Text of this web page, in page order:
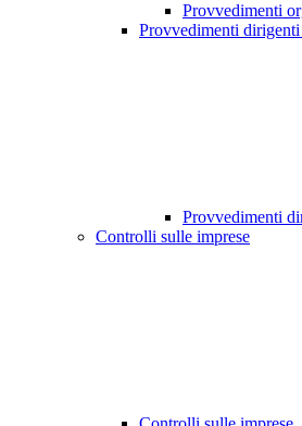
Provvedimenti
Provvedimenti
Provvedimenti
Controlli sulle imprese